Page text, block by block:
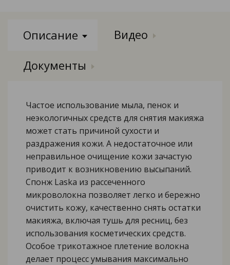
Описание
Видео
Документы
Частое использование мыла, пенок и
неэкологичных средств для снятия макияжа
может стать причиной сухости и
раздражения кожи. А недостаточное или
неправильное очищение кожи зачастую
приводит к возникновению высыпаний.
Спонж Laska из рассеченного
микроволокна позволяет легко и бережно
очистить кожу, качественно снять остатки
макияжа, включая тушь для ресниц, без
использования косметических средств.
Особое трикотажное плетение волокна
делает процесс умывания максимально